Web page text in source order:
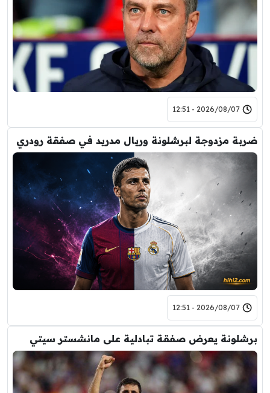
2026/08/07 - 12:51
ضربة مزدوجة لبرشلونة وريال مدريد في صفقة رودري
2026/08/07 - 12:51
برشلونة يعرض صفقة تبادلية على مانشستر سيتي